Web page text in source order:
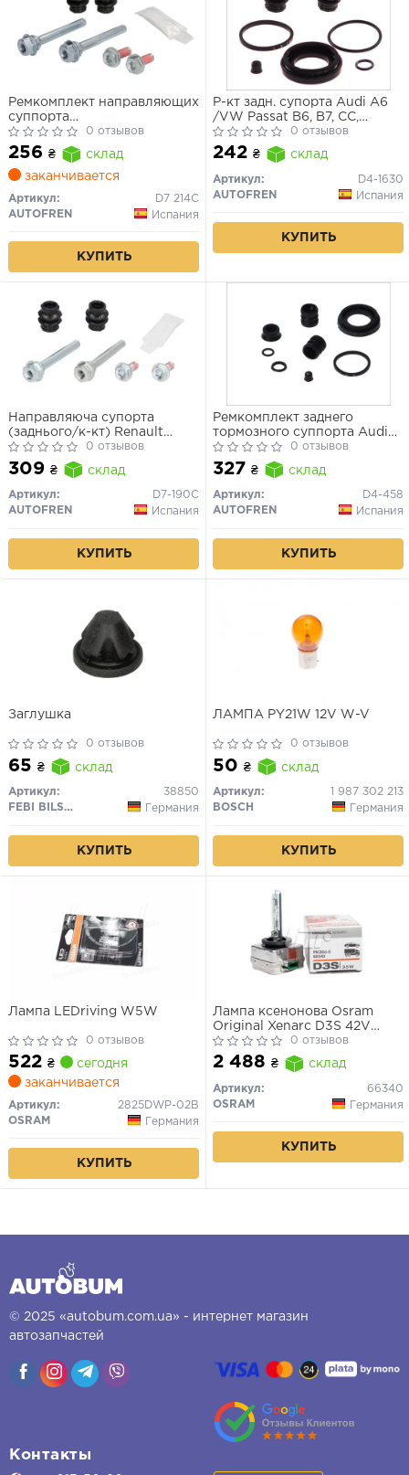
Ремкомплект направляющих
суппорта
Kangoo/Passat/Golf/Trafic/Vivaro/A6
01-
0 отзывов
256 ₴
склад
заканчивается
Артикул:
D7 214C
AUTOFREN
Испания
КУПИТЬ
Р-кт задн. супорта Audi A6
/VW Passat B6, B7, CC,
Tiguan (41mm)0 отзывов
242 ₴ склад
Артикул:
D4-1630
AUTOFREN
Испания
КУПИТЬ
Направляюча супорта
(заднього/к-кт) Renault
Trafic 01-/VW Caddy
04-/Citroen Berlingo 08-
0 отзывов
309 ₴ склад
Артикул:
D7-190C
AUTOFREN
Испания
КУПИТЬ
Ремкомплект заднего
тормозного суппорта Audi
100, 80, A4, A60 отзывов
327 ₴ склад
Артикул:
D4-458
AUTOFREN
Испания
КУПИТЬ
Заглушка
0 отзывов
65 ₴ склад
Артикул:
38850
FEBI BILSTEIN
Германия
КУПИТЬ
ЛАМПА PY21W 12V W-V
0 отзывов
50 ₴ склад
Артикул:
1 987 302 213
BOSCH
Германия
КУПИТЬ
Лампа LEDriving W5W
0 отзывов
522 ₴
сегодня
заканчивается
Артикул:
2825DWP-02B
OSRAM
Германия
КУПИТЬ
Лампа ксенонова Osram
Original Xenarc D3S 42V
35W
0 отзывов
2 488 ₴ склад
Артикул:
66340
OSRAM
Германия
КУПИТЬ
© 2025 «autobum.com.ua» - интернет магазин
автозапчастей
Контакты